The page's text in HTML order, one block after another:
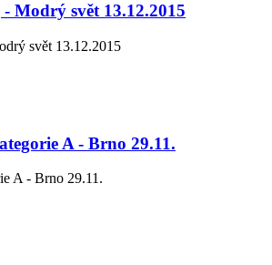
Modrý svět 13.12.2015
svět 13.12.2015
A - Brno 29.11.
A - Brno 29.11.